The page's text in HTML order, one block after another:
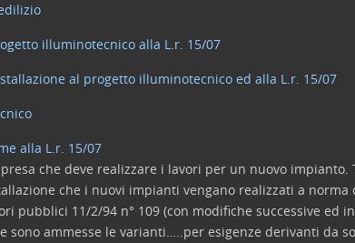
illuminotecnico alla L.r. 15/07
al progetto illuminotecnico ed alla L.r. 15/07
alla L.r. 15/07
che deve realizzare i lavori per un nuovo
che i nuovi impianti vengano realizzati a norma
pubblici 11/2/94 n° 109 (con modifiche successive ed
sono ammesse le varianti…..per esigenze derivanti da